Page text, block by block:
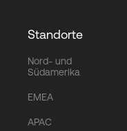
Standorte
Nord- und
Südamerika
EMEA
APAC